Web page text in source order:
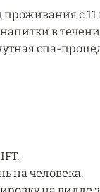
с 11
в
спа-
на человека.